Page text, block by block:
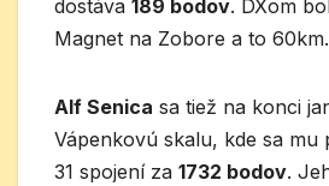
dostáva 189 bodov. DXom
Magnet na Zobore a to 60km.
Alf Senica sa tiež na konci
Vápenkovú skalu, kde sa mu
31 spojení za 1732 bodov.